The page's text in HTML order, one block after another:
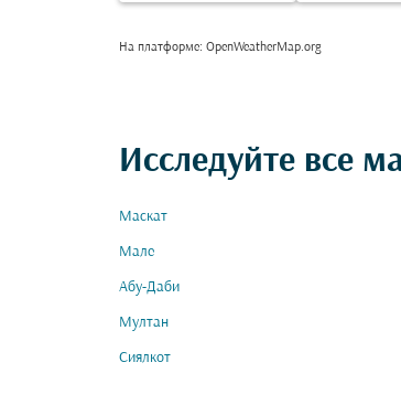
На платформе: OpenWeatherMap.org
Исследуйте все
Маскат
Мале
Абу-Даби
Мултан
Сиялкот